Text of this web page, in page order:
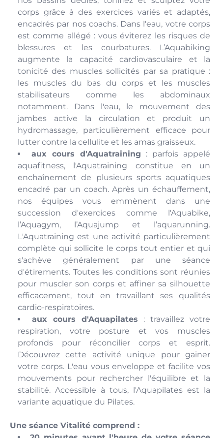
corps grâce à des exercices variés et adaptés,
encadrés par nos coachs. Dans l'eau, votre corps
est comme allégé : vous éviterez les risques de
blessures et les courbatures. L’Aquabiking
augmente la capacité cardiovasculaire et la
tonicité des muscles sollicités par sa pratique :
les muscles du bas du corps et les muscles
stabilisateurs comme les abdominaux
notamment. Dans l'eau, le mouvement des
jambes active la circulation et produit un
hydromassage, particulièrement efficace pour
lutter contre la cellulite et les amas graisseux.
aux cours d'Aquatraining : parfois appelé
aquafitness, l'Aquatraining constitue en un
enchaînement de plusieurs sports aquatiques
encadré par un coach. Après un échauffement,
nos équipes vous emmènent dans une
succession d'exercices comme l'Aquabike,
l’Aquagym, l’Aquajump et l’aquarunning.
L'Aquatraining est une activité particulièrement
complète qui sollicite le corps tout entier et qui
s'achève généralement par une séance
d'étirements. Toutes les conditions sont réunies
pour muscler son corps et affiner sa silhouette
efficacement, tout en travaillant ses qualités
cardio-respiratoires.
aux cours d'Aquapilates : travaillez votre
respiration, votre posture et vos muscles
profonds pour réconcilier corps et esprit.
Découvrez cette activité unique pour gainer
votre corps. L'eau vous enveloppe et facilite vos
mouvements pour rechercher l'équilibre et la
stabilité. Accessible à tous, l'Aquapilates est la
variante aquatique du Pilates.
Une séance Vitalité comprend :